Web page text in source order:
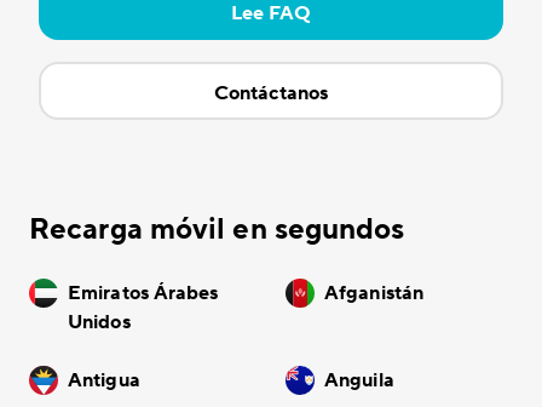
Lee FAQ
Contáctanos
Recarga móvil en segundos
Emiratos Árabes
Unidos
Afganistán
Antigua Anguila